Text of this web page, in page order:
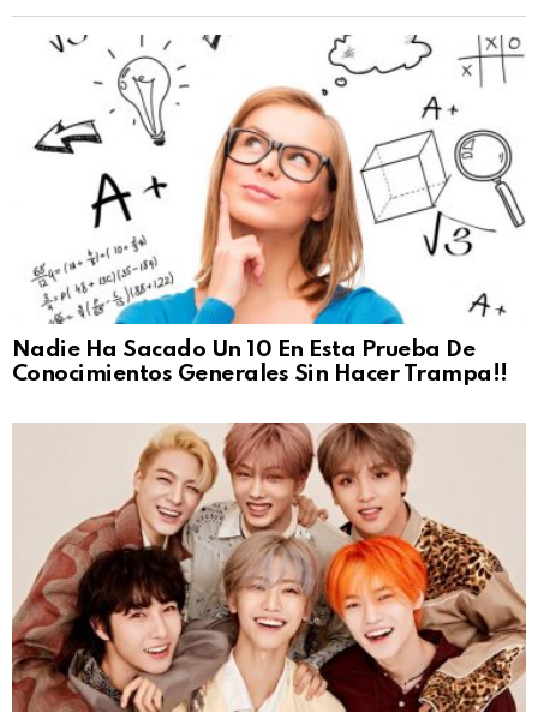
Nadie Ha Sacado Un 10 En Esta Prueba De
Conocimientos Generales Sin Hacer Trampa!!